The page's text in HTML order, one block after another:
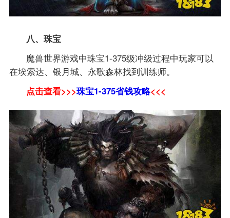
八、珠宝
魔兽世界游戏中珠宝1-375级冲级过程中玩家可以
在埃索达、银月城、永歌森林找到训练师。
点击查看>>>珠宝1-375省钱攻略<<<